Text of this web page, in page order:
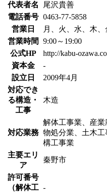
代表者名
尾沢貴善
電話番号 0463-77-5858
営業日
月、火、水、木、
営業時間
9:00～19:00
公式HP
http://kabu-
資本金
-
設立日
2009年4月
対応でき
る構造・
工事
木造
対応業務
解体工事業、産
物処分業、土木
構工事業
主要エリ
ア
秦野市
許可番号
（解体工 -